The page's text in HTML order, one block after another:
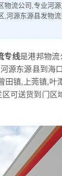
物流公司,专业河
,河源东源县发物
专线是港邦物
源东源县到海
田镇,上莞镇,
可送货到门